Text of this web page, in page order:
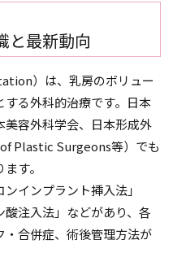
と最新動向
）は、乳房のボリュー
る外科的治療です。日本
容外科学会、日本形成外
Plastic Surgeons等）でも
す。
インプラント挿入法」
酸注入法」などがあり、各
合併症、術後管理方法が